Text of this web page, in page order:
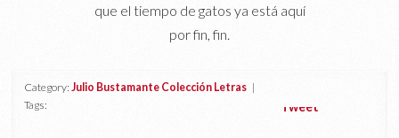
que el tiempo de gatos ya está aquí
por fin, fin.
Category:Julio Bustamante Colección Letras |
Tags:
Tweet